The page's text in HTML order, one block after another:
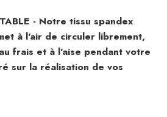
- Notre tissu spandex
à l'air de circuler librement,
frais et à l'aise pendant votre
sur la réalisation de vos